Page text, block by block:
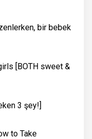
bir bebek
[BOTH sweet &
3 şey!]
to Take